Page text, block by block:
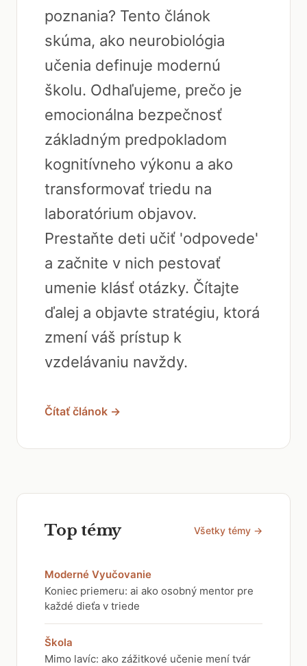
poznania? Tento článok
skúma, ako neurobiológia
učenia definuje modernú
školu. Odhaľujeme, prečo je
emocionálna bezpečnosť
základným predpokladom
kognitívneho výkonu a ako
transformovať triedu na
laboratórium objavov.
Prestaňte deti učiť 'odpovede'
a začnite v nich pestovať
umenie klásť otázky. Čítajte
ďalej a objavte stratégiu, ktorá
zmení váš prístup k
vzdelávaniu navždy.
Čítať článok →
Top témy Všetky témy →
Moderné Vyučovanie
Koniec priemeru: ai ako osobný mentor pre
každé dieťa v triede
Škola
Mimo lavíc: ako zážitkové učenie mení tvár